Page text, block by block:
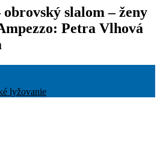
slalom – ženy
Petra Vlhová
lyžovanie